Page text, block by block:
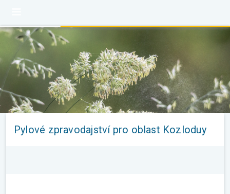
Pylové zpravodajství pro oblast Kozloduy